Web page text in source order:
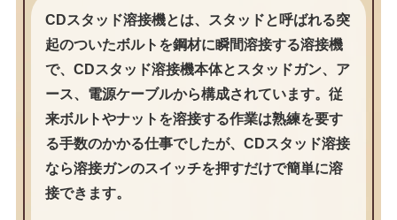
CDスタッド溶接機とは、スタッドと呼ばれる突
起のついたボルトを鋼材に瞬間溶接する溶接機
で、CDスタッド溶接機本体とスタッドガン、ア
ース、電源ケーブルから構成されています。従
来ボルトやナットを溶接する作業は熟練を要す
る手数のかかる仕事でしたが、CDスタッド溶接
なら溶接ガンのスイッチを押すだけで簡単に溶
接できます。